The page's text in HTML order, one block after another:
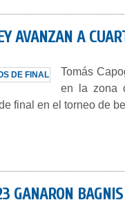
AVANZAN A
Tomás
en la zona
final en el torneo de
GANARON